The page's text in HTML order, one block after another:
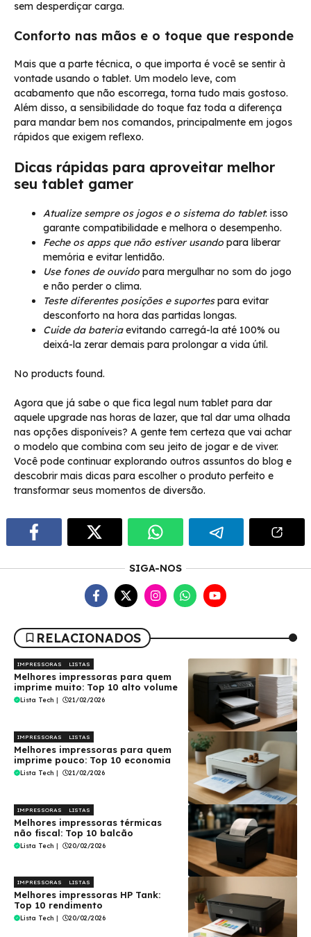
sem desperdiçar carga.
Conforto nas mãos e o toque que responde
Mais que a parte técnica, o que importa é você se sentir à
vontade usando o tablet. Um modelo leve, com
acabamento que não escorrega, torna tudo mais gostoso.
Além disso, a sensibilidade do toque faz toda a diferença
para mandar bem nos comandos, principalmente em jogos
rápidos que exigem reflexo.
Dicas rápidas para aproveitar melhor
seu tablet gamer
Atualize sempre os jogos e o sistema do tablet: isso
garante compatibilidade e melhora o desempenho.
Feche os apps que não estiver usando para liberar
memória e evitar lentidão.
Use fones de ouvido para mergulhar no som do jogo
e não perder o clima.
Teste diferentes posições e suportespara evitar
desconforto na hora das partidas longas.
Cuide da bateriaevitando carregá-la até 100% ou
deixá-la zerar demais para prolongar a vida útil.
No products found.
Agora que já sabe o que fica legal num tablet para dar
aquele upgrade nas horas de lazer, que tal dar uma olhada
nas opções disponíveis? A gente tem certeza que vai achar
o modelo que combina com seu jeito de jogar e de viver.
Você pode continuar explorando outros assuntos do blog e
descobrir mais dicas para escolher o produto perfeito e
transformar seus momentos de diversão.
SIGA-NOS
RELACIONADOS
IMPRESSORAS LISTAS
Melhores impressoras para quem
imprime muito: Top 10 alto volume
Lista Tech | 21/02/2026
IMPRESSORAS LISTAS
Melhores impressoras para quem
imprime pouco: Top 10 economia
Lista Tech | 21/02/2026
IMPRESSORAS LISTAS
Melhores impressoras térmicas
não fiscal: Top 10 balcão
Lista Tech | 20/02/2026
IMPRESSORAS LISTAS
Melhores impressoras HP Tank:
Top 10 rendimento
Lista Tech | 20/02/2026